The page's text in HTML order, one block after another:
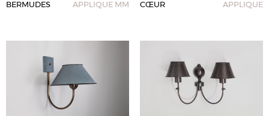
BERMUDES APPLIQUE MM CŒUR APPLIQUE